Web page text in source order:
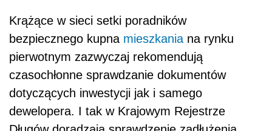
Krążące w sieci setki poradników
bezpiecznego kupna mieszkania na rynku
pierwotnym zazwyczaj rekomendują
czasochłonne sprawdzanie dokumentów
dotyczących inwestycji jak i samego
dewelopera. I tak w Krajowym Rejestrze